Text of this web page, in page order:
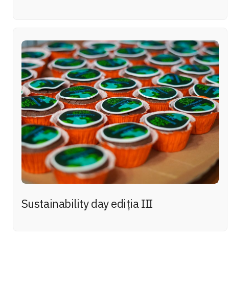
Sustainability day ediţia III